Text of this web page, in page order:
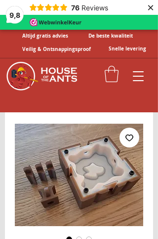
9,8
76 Reviews ×
Altijd gratis advies
De beste kwaliteit
Veilig & Ontsnappingsproof
Snelle levering